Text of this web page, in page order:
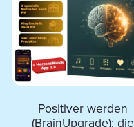
Positiver werden
(BrainUpgrade): die